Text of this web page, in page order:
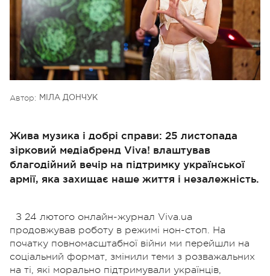
Автор: МІЛА ДОНЧУК
Жива музика і добрі справи: 25 листопада
зірковий медіабренд Viva! влаштував
благодійний вечір на підтримку української
армії, яка захищає наше життя і незалежність.
З 24 лютого онлайн-журнал Viva.ua
продовжував роботу в режимі нон-стоп. На
початку повномасштабної війни ми перейшли на
соціальний формат, змінили теми з розважальних
на ті, які морально підтримували українців,